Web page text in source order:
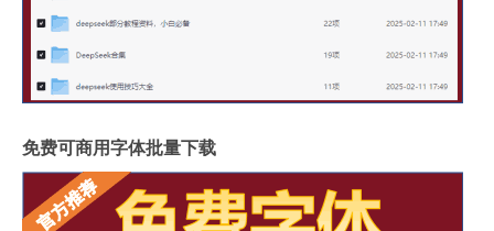
免费可商用字体批量下载